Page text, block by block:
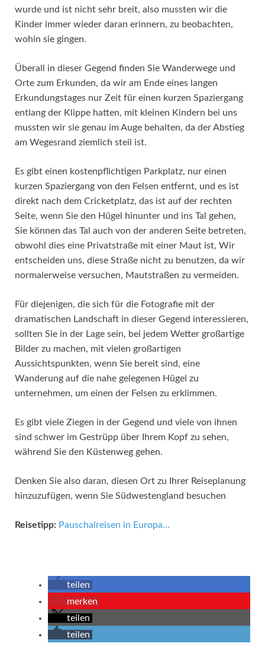
wurde und ist nicht sehr breit, also mussten wir die
Kinder immer wieder daran erinnern, zu beobachten,
wohin sie gingen.
Überall in dieser Gegend finden Sie Wanderwege und
Orte zum Erkunden, da wir am Ende eines langen
Erkundungstages nur Zeit für einen kurzen Spaziergang
entlang der Klippe hatten, mit kleinen Kindern bei uns
mussten wir sie genau im Auge behalten, da der Abstieg
am Wegesrand ziemlich steil ist.
Es gibt einen kostenpflichtigen Parkplatz, nur einen
kurzen Spaziergang von den Felsen entfernt, und es ist
direkt nach dem Cricketplatz, das ist auf der rechten
Seite, wenn Sie den Hügel hinunter und ins Tal gehen,
Sie können das Tal auch von der anderen Seite betreten,
obwohl dies eine Privatstraße mit einer Maut ist, Wir
entscheiden uns, diese Straße nicht zu benutzen, da wir
normalerweise versuchen, Mautstraßen zu vermeiden.
Für diejenigen, die sich für die Fotografie mit der
dramatischen Landschaft in dieser Gegend interessieren,
sollten Sie in der Lage sein, bei jedem Wetter großartige
Bilder zu machen, mit vielen großartigen
Aussichtspunkten, wenn Sie bereit sind, eine
Wanderung auf die nahe gelegenen Hügel zu
unternehmen, um einen der Felsen zu erklimmen.
Es gibt viele Ziegen in der Gegend und viele von ihnen
sind schwer im Gestrüpp über Ihrem Kopf zu sehen,
während Sie den Küstenweg gehen.
Denken Sie also daran, diesen Ort zu Ihrer Reiseplanung
hinzuzufügen, wenn Sie Südwestengland besuchen
Reisetipp: Pauschalreisen in Europa…
teilen
merken
teilen
teilen